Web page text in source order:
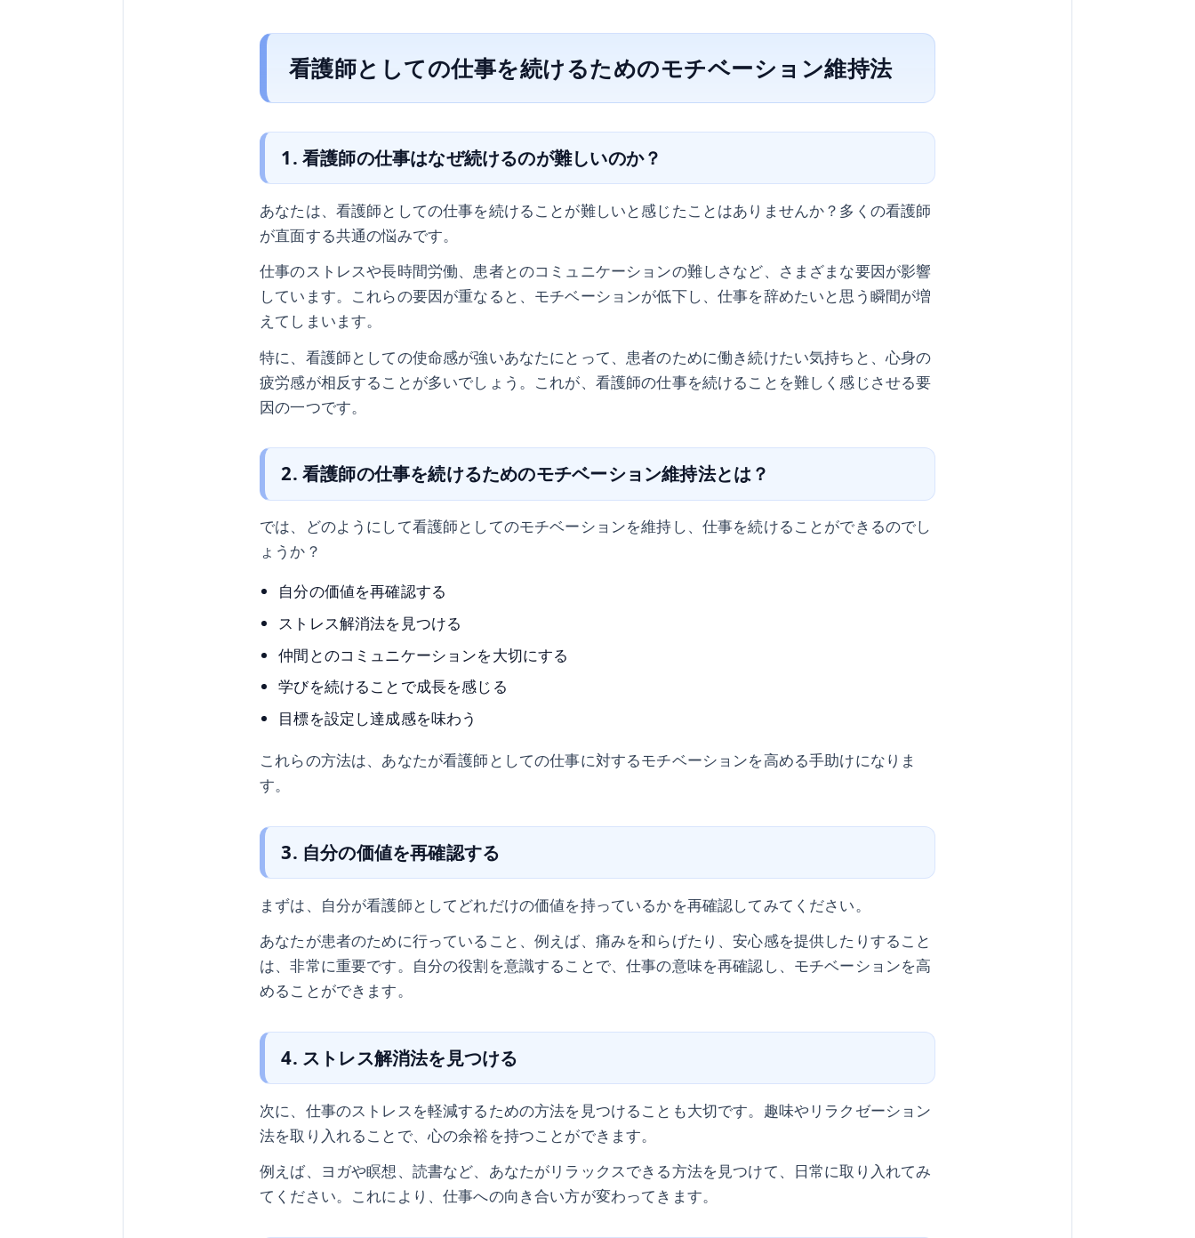
看護師としての仕事を続けるためのモチベーション維持法
1. 看護師の仕事はなぜ続けるのが難しいのか？
あなたは、看護師としての仕事を続けることが難しいと感じたことはありませんか？多くの看護師
が直面する共通の悩みです。
仕事のストレスや長時間労働、患者とのコミュニケーションの難しさなど、さまざまな要因が影響
しています。これらの要因が重なると、モチベーションが低下し、仕事を辞めたいと思う瞬間が増
えてしまいます。
特に、看護師としての使命感が強いあなたにとって、患者のために働き続けたい気持ちと、心身の
疲労感が相反することが多いでしょう。これが、看護師の仕事を続けることを難しく感じさせる要
因の一つです。
2. 看護師の仕事を続けるためのモチベーション維持法とは？
では、どのようにして看護師としてのモチベーションを維持し、仕事を続けることができるのでし
ょうか？
自分の価値を再確認する
ストレス解消法を見つける
仲間とのコミュニケーションを大切にする
学びを続けることで成長を感じる
目標を設定し達成感を味わう
これらの方法は、あなたが看護師としての仕事に対するモチベーションを高める手助けになりま
す。
3. 自分の価値を再確認する
まずは、自分が看護師としてどれだけの価値を持っているかを再確認してみてください。
あなたが患者のために行っていること、例えば、痛みを和らげたり、安心感を提供したりすること
は、非常に重要です。自分の役割を意識することで、仕事の意味を再確認し、モチベーションを高
めることができます。
4. ストレス解消法を見つける
次に、仕事のストレスを軽減するための方法を見つけることも大切です。趣味やリラクゼーション
法を取り入れることで、心の余裕を持つことができます。
例えば、ヨガや瞑想、読書など、あなたがリラックスできる方法を見つけて、日常に取り入れてみ
てください。これにより、仕事への向き合い方が変わってきます。